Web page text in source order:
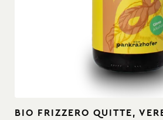
BIO FRIZZERO QUITTE,